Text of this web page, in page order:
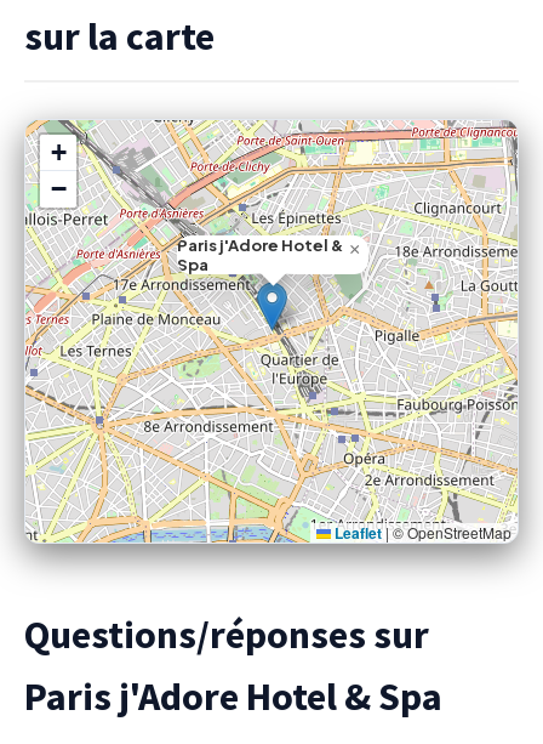
sur la carte
Paris j'Adore Hotel &
Spa
×
+
−
Leaflet|© OpenStreetMap
Questions/réponses sur
Paris j'Adore Hotel & Spa